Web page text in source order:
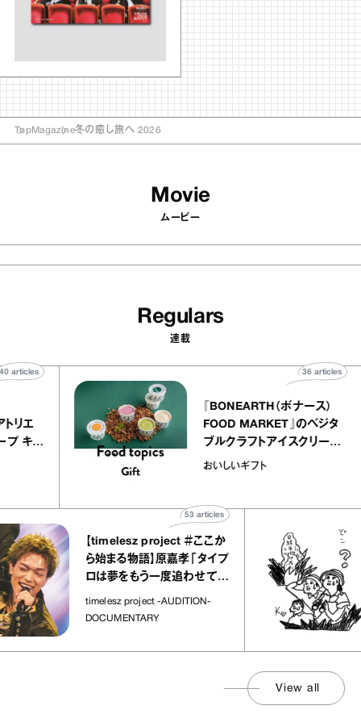
TopMagazine冬の癒し旅へ 2026
Movie
ムービー
Regulars
連載
リー アトリエ
ルクレープ キャ
『BONEARTH（ボナー
FOOD MARKET』のベ
ブルクラフトアイスク
｜真野知子の「おいし
おいしいギフト
【timelesz project ＃ここか
ら始まる物語】原嘉孝「タイプ
ロは夢をもう一度追わせてく
れた場所」
timelesz project -AUDITION-
DOCUMENTARY
articles
「
社
View all